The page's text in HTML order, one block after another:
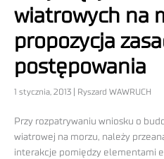
wiatrowych na
propozycja
postępowania
1 stycznia, 2013 | Ryszard WAWRUCH
Przy rozpatrywaniu wniosku o
wiatrowej na morzu, należy
interakcje pomiędzy elementami